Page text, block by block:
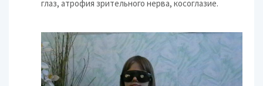
глаз, атрофия зрительного нерва, косоглазие.